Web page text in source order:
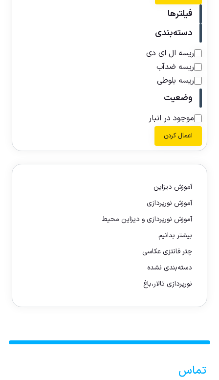
فیلترها
دسته‌بندی
ریسه ال ای دی
ریسه ضدآب
ریسه بلوطی
وضعیت
موجود در انبار
اعمال کردن
آموزش دیزاین
آموزش نورپردازی
آموزش نورپردازی و دیزاین محیط
بیشتر بدانیم
چتر فانتزی عکاسی
دسته‌بندی نشده
نورپردازی تالار،باغ
تماس